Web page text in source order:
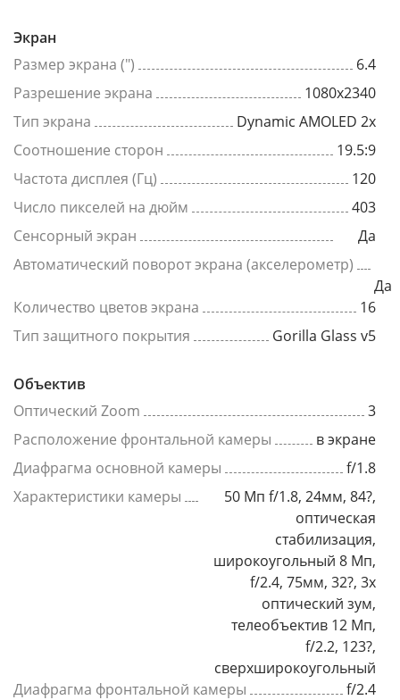
Экран
Размер экрана (")
6.4
Разрешение экрана
1080x2340
Тип экрана
Dynamic AMOLED 2x
Соотношение сторон
19.5:9
Частота дисплея (Гц)
120
Число пикселей на дюйм
403
Сенсорный экран
Да
Автоматический поворот экрана (акселерометр)
Да
Количество цветов экрана
16
Тип защитного покрытия
Gorilla Glass v5
Объектив
Оптический Zoom
3
Расположение фронтальной камеры
в экране
Диафрагма основной камеры
f/1.8
Характеристики камеры
50 Мп f/1.8, 24мм, 84?,
оптическая
стабилизация,
широкоугольный 8 Мп,
f/2.4, 75мм, 32?, 3x
оптический зум,
телеобъектив 12 Мп,
f/2.2, 123?,
сверхширокоугольный
Диафрагма фронтальной камеры
f/2.4